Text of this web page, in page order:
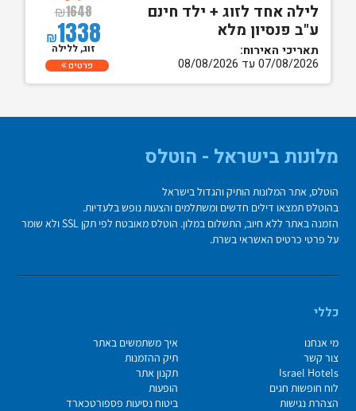
לילה אחד לזוג + ילד חינם
ע"ב פנסיון מלא
תאריכי האירוח:
07/08/2026 עד 08/08/2026
₪1648
₪1338
זוג, ללילה
פרטים
מלונות בישראל - הוטלס
הוטלס, אתר המלונות הותיק והגדול בישראל
בהוטלס תמצאו דילים חדשים ומשתלמים והצעות נופש בלעדיות.
הזמנה באתר ללא חיוב, התשלום במלון. הוטלס מאובטח לפי תקן SSL ולא שומר
על פרטי כרטיס האשראי בשרת.
כללי
מי אנחנו
איך משתמשים באתר
צור קשר
תיק ההזמנות
Israel Hotels
תקנון אתר
לוח חופשות חגים
הופעות
הצהרת נגישות
ביטוח נסיעות פספורטכארד